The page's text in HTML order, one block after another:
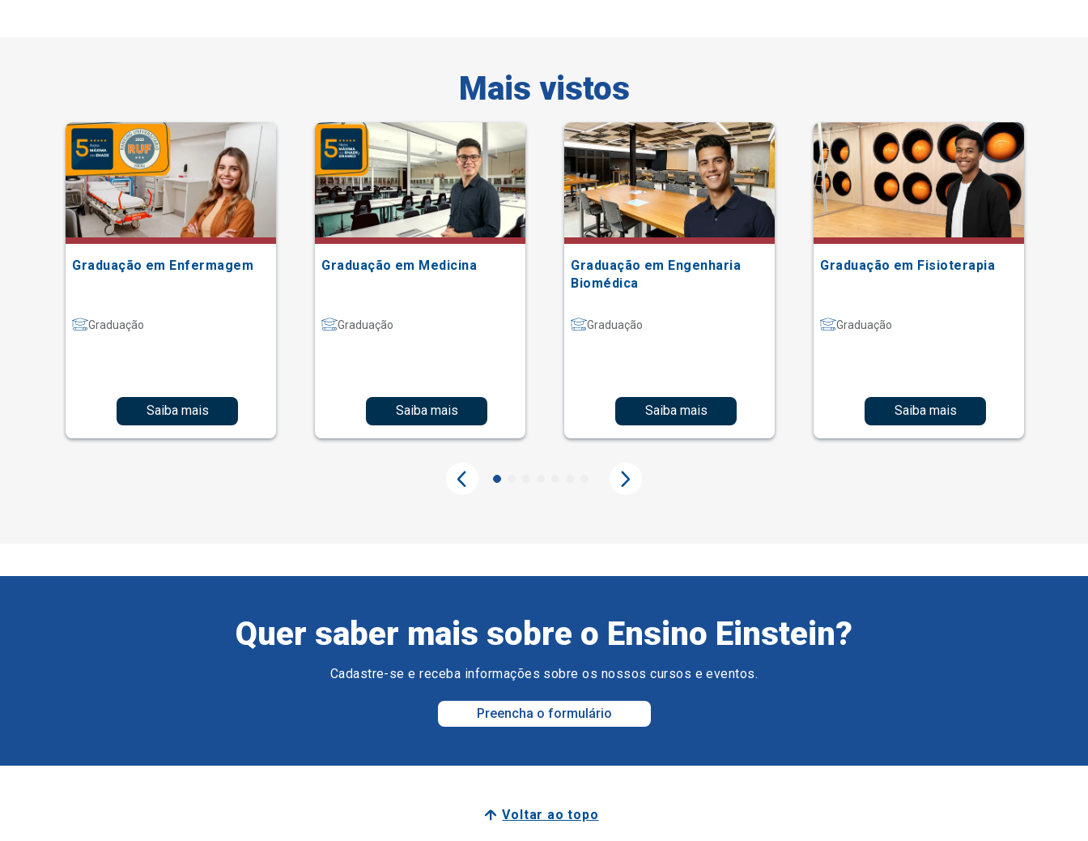
Mais vistos
Graduação em Enfermagem
Graduação
Saiba mais
Graduação em Medicina
Graduação
Saiba mais
Graduação em Engenharia
Biomédica
Graduação
Saiba mais
Graduação em Fisioterapia
Graduação
Saiba mais
Quer saber mais sobre o Ensino Einstein?
Cadastre-se e receba informações sobre os nossos cursos e eventos.
Preencha o formulário
Voltar ao topo